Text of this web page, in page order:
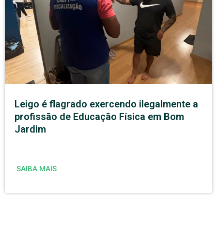
Leigo é flagrado exercendo ilegalmente a
profissão de Educação Física em Bom
Jardim
SAIBA MAIS